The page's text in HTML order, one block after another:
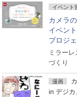
イベント
カメラ
イベン
プロジ
ミラー
づくり
漫画
in デジ